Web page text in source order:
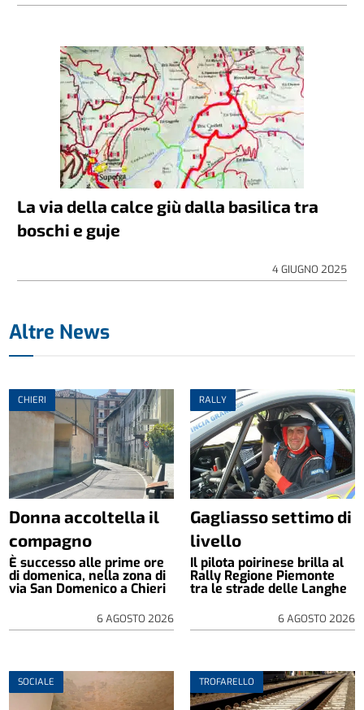
La via della calce giù dalla basilica tra
boschi e guje
4 GIUGNO 2025
Altre News
CHIERI
Donna accoltella il
compagno
È successo alle prime ore
di domenica, nella zona di
via San Domenico a Chieri
6 AGOSTO 2026
RALLY
Gagliasso settimo di
livello
Il pilota poirinese brilla al
Rally Regione Piemonte
tra le strade delle Langhe
6 AGOSTO 2026
SOCIALE TROFARELLO